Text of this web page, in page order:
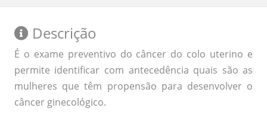
Descrição
É o exame preventivo do câncer do colo uterino e
permite identificar com antecedência quais são as
mulheres que têm propensão para desenvolver o
câncer ginecológico.